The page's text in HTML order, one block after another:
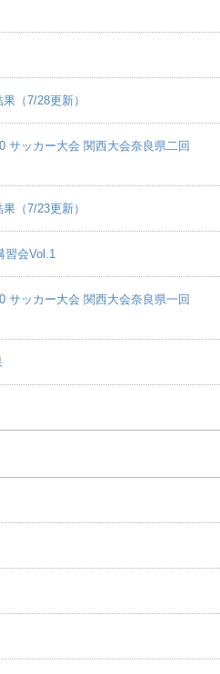
（7/28更新）
サッカー大会 関西大会奈良県二回
（7/23更新）
習会Vol.1
サッカー大会 関西大会奈良県一回